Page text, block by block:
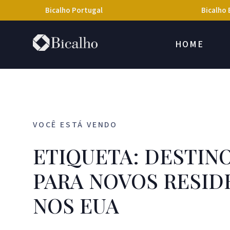
Bicalho Portugal Bicalho
HOME
VOCÊ ESTÁ VENDO
ETIQUETA:
PARA NOVOS
NOS EUA